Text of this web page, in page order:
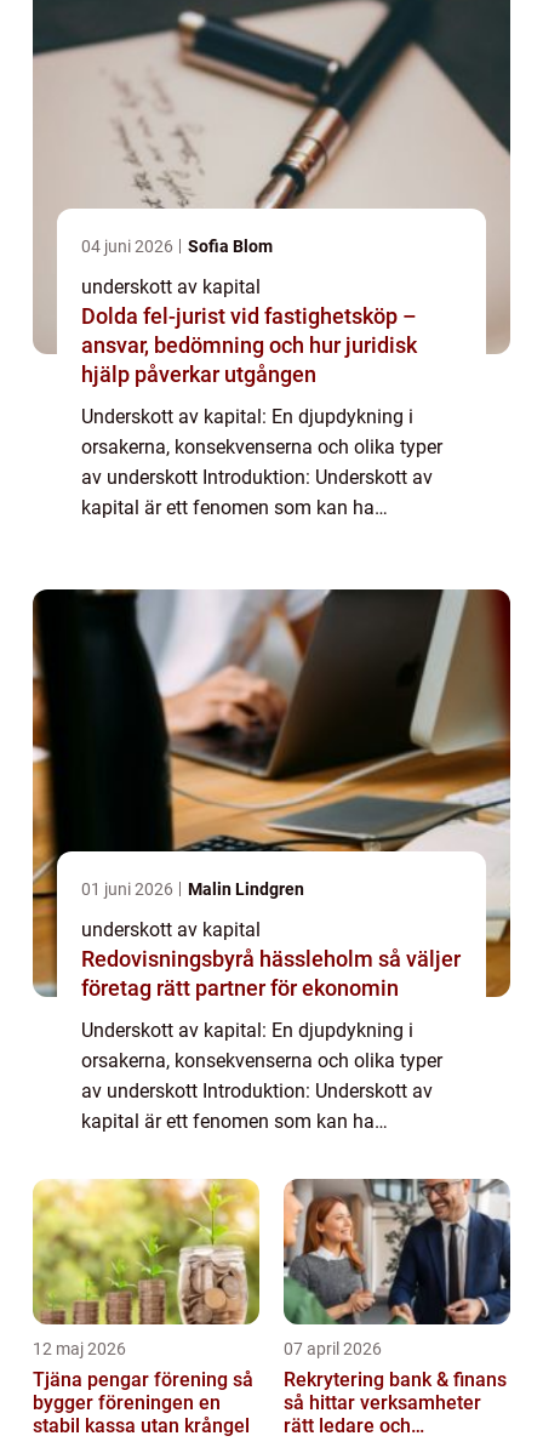
04 juni 2026 Sofia Blom
underskott av kapital
Dolda fel-jurist vid fastighetsköp –
ansvar, bedömning och hur juridisk
hjälp påverkar utgången
Underskott av kapital: En djupdykning i
orsakerna, konsekvenserna och olika typer
av underskott Introduktion: Underskott av
kapital är ett fenomen som kan ha
vi a...
01 juni 2026 Malin Lindgren
underskott av kapital
Redovisningsbyrå hässleholm så väljer
företag rätt partner för ekonomin
Underskott av kapital: En djupdykning i
orsakerna, konsekvenserna och olika typer
av underskott Introduktion: Underskott av
kapital är ett fenomen som kan ha
och samhället i stort. I denna artikel kommer
vi a...
12 maj 2026
Tjäna pengar förening så
bygger föreningen en
stabil kassa utan krångel
07 april 2026
Rekrytering bank & finans
så hittar verksamheter
rätt ledare och